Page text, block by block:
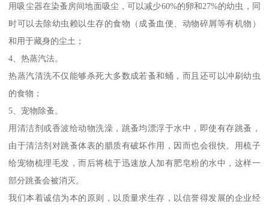
用吸尘器在染蚤房间地面吸尘，可以减少60%的卵和27%的幼虫，同
时可以去除幼虫赖以生存的食物（成蚤血便、动物碎屑等有机物）
和用于藏身的尘土；
4、热蒸汽法。
热蒸汽清洗不仅能够杀死大多数成若蚤和蛹，而且还可以冲刷幼虫
的食物；
5、宠物除蚤。
用清洁剂或香波给动物洗澡，跳蚤均漂浮于水中，即使有存跳蚤，
由于清洁剂对跳蚤体表的腊质有破坏作用，因而也会很快。用梳子
给宠物梳理毛发，而后将梳于迅速放人加有肥皂粉的水中，这样一
部分跳蚤会被消灭。
我们本着诚信为本的原则，以质量求生存，以信誉得发展的企业经